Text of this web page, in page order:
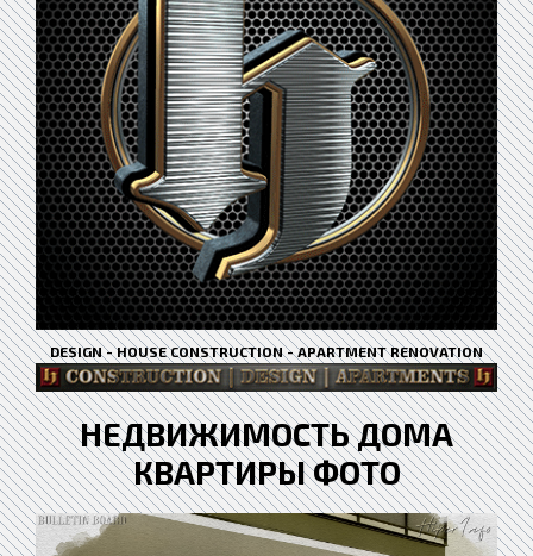
DESIGN - HOUSE CONSTRUCTION - APARTMENT RENOVATION
НЕДВИЖИМОСТЬ ДОМА
КВАРТИРЫ ФОТО